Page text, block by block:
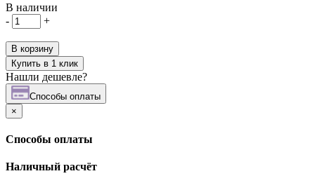
В наличии
-
+
В корзину
Купить в 1 клик
Нашли дешевле?
Cпособы оплаты
×
Cпособы оплаты
Наличный расчёт